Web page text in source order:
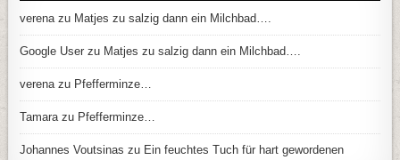
verenazu Matjes zu salzig dann ein Milchbad….
Google User zu Matjes zu salzig dann ein Milchbad….
verenazu Pfefferminze…
Tamarazu Pfefferminze…
Johannes Voutsinas zu Ein feuchtes Tuch für hart gewordenen